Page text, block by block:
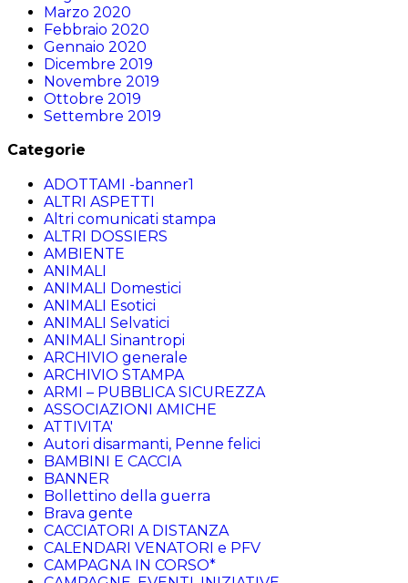
Marzo 2020
Febbraio 2020
Gennaio 2020
Dicembre 2019
Novembre 2019
Ottobre 2019
Settembre 2019
Categorie
ADOTTAMI -banner1
ALTRI ASPETTI
Altri comunicati stampa
ALTRI DOSSIERS
AMBIENTE
ANIMALI
ANIMALI Domestici
ANIMALI Esotici
ANIMALI Selvatici
ANIMALI Sinantropi
ARCHIVIO generale
ARCHIVIO STAMPA
ARMI – PUBBLICA SICUREZZA
ASSOCIAZIONI AMICHE
ATTIVITA'
Autori disarmanti, Penne felici
BAMBINI E CACCIA
BANNER
Bollettino della guerra
Brava gente
CACCIATORI A DISTANZA
CALENDARI VENATORI e PFV
CAMPAGNA IN CORSO*